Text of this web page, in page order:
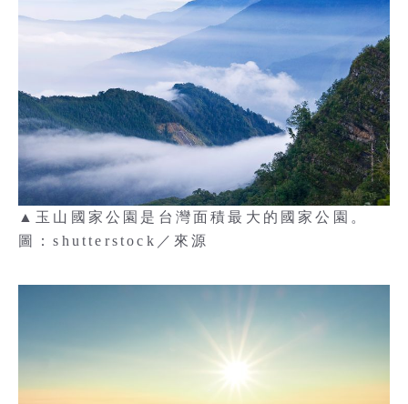
▲玉山國家公園是台灣面積最大的國家公園。
圖：shutterstock／來源